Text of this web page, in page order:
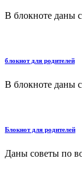
В блокноте даны
блокнот для родителей
В блокноте даны
Блокнот для родителей
Даны советы по